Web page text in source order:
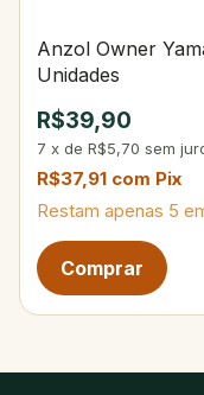
Anzol Owner
Unidades
R$39,90
7 x de R$5,70 sem
R$37,91 com Pix
Restam apenas 5